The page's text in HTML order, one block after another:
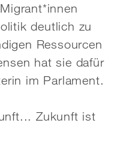
deutlich zu
Ressourcen
hat sie dafür
im Parlament.
Zukunft ist